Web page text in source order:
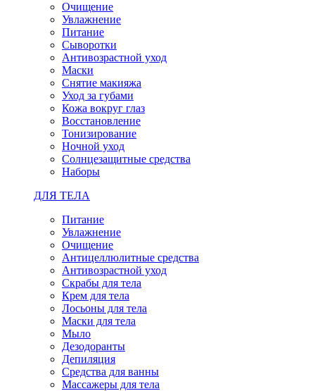
Очищение
Увлажнение
Питание
Сыворотки
Антивозрастной уход
Маски
Снятие макияжа
Уход за губами
Кожа вокруг глаз
Восстановление
Тонизирование
Ночной уход
Солнцезащитные средства
Наборы
ДЛЯ ТЕЛА
Питание
Увлажнение
Очищение
Антицеллюлитные средства
Антивозрастной уход
Скрабы для тела
Крем для тела
Лосьоны для тела
Маски для тела
Мыло
Дезодоранты
Депиляция
Средства для ванны
Массажеры для тела